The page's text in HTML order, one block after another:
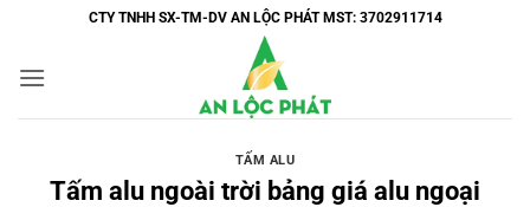
nội
CTY TNHH SX-TM-DV AN LỘC PHÁT MST: 3702911714
TẤM ALU
Tấm alu ngoài trời bảng giá alu ngoại